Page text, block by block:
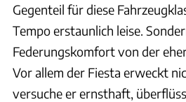
Gegenteil für diese
Tempo erstaunlich leise.
Federungskomfort von der
Vor allem der Fiesta erweckt
versuche er ernsthaft,